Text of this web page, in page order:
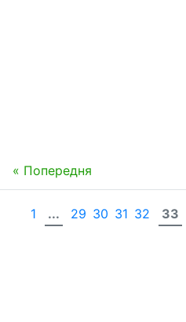
« Попередня
1 ... 29 30 31 32 33